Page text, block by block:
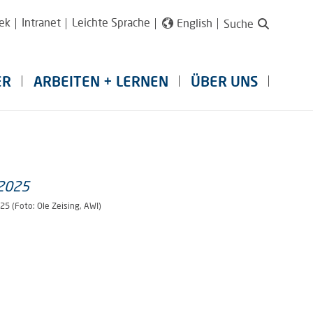
Intranet Leichte Sprache English Suche
ARBEITEN + LERNEN ÜBER UNS
(Foto: Ole Zeising, AWI)